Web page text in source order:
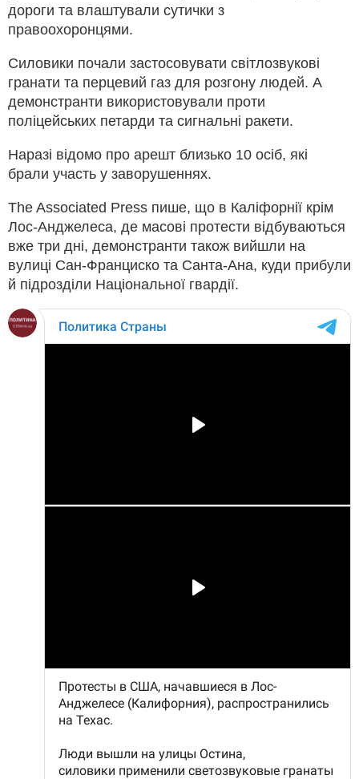
дороги та влаштували сутички з
правоохоронцями.
Силовики почали застосовувати світлозвукові
гранати та перцевий газ для розгону людей. А
демонстранти використовували проти
поліцейських петарди та сигнальні ракети.
Наразі відомо про арешт близько 10 осіб, які
брали участь у заворушеннях.
The Associated Press пише, що в Каліфорнії крім
Лос-Анджелеса, де масові протести відбуваються
вже три дні, демонстранти також вийшли на
вулиці Сан-Франциско та Санта-Ана, куди прибули
й підрозділи Національної гвардії.